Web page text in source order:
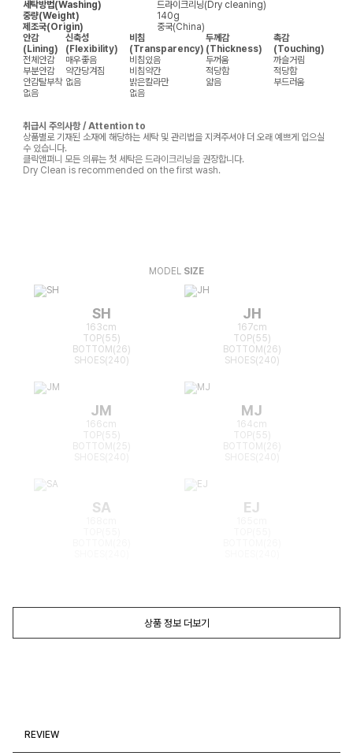
세탁방법(Washing)
드라이크리닝(Dry cleaning)
중량(Weight)
140g
제조국(Origin)
중국(China)
안감
(Lining)
신축성
(Flexibility)
비침
(Transparency)
두께감
(Thickness)
촉감
(Touching)
전체안감
매우좋음 비침있음 두꺼움
까슬거림
부분안감
약간당겨짐 비침약간 적당함
적당함
안감탈부착 없음 밝은칼라만 얇음
부드러움
없음
없음
취급시 주의사항 / Attention to
상품별로 기재된 소재에 해당하는 세탁 및 관리법을 지켜주셔야 더 오래 예쁘게 입으실
수 있습니다.
클릭앤퍼니 모든 의류는 첫 세탁은 드라이크리닝을 권장합니다.
Dry Clean is recommended on the first wash.
MODEL SIZE
SH
163cm
TOP(55)
BOTTOM(26)
SHOES(240)
JH
167cm
TOP(55)
BOTTOM(26)
SHOES(240)
JM
166cm
TOP(55)
BOTTOM(25)
MJ
164cm
TOP(55)
BOTTOM(26)
SA EJ
상품 정보 더보기
REVIEW